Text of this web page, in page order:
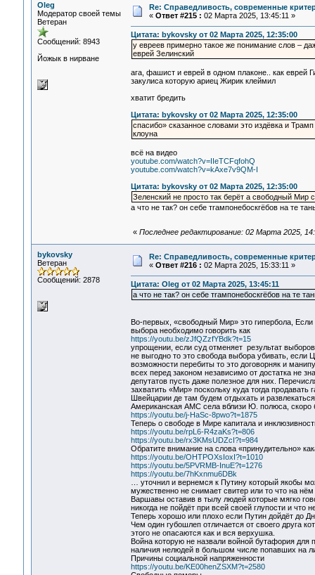
Oleg
Модератор своей темы
Ветеран
Сообщений: 8943
Йожык в нирване
Re: Справедливость, современные
« Ответ #215 : 02 Марта 2025, 13:45:11 »
Цитата: bykovsky от 02 Марта 2025, 12:35:00
у евреев примерно такое же понимание слов –
еврей Зелинский
ага, фашист и еврей в одном плаконе.. как еврей
закулиса которую ариец Жирик клеймил
хватит бредить
Цитата: bykovsky от 02 Марта 2025, 12:35:00
спасибо» сказанное словами это издёвка и
клоуна
всё на видео
youtube.com/watch?v=IIeTCFqfohQ
youtube.com/watch?v=kAxe7v9QM-I
Цитата: bykovsky от 02 Марта 2025, 12:35:00
Зеленский не просто так берёт а свободный Мир
а что не так? он себе тrампонебоскrёбов на те
« Последнее редактирование: 02 Марта 2025,
bykovsky
Ветеран
Сообщений: 2878
Re: Справедливость, современные
« Ответ #216 : 02 Марта 2025, 15:33:11 »
Цитата: Oleg от 02 Марта 2025, 13:45:11
а что не так? он себе тrампонебоскrёбов на те
Во-первых, «свободный Мир» это гипербола,
выбора необходимо говорить как
https://youtu.be/zJfQZzfYBdk?t=15
упрощении, если суд отменяет результат
не выгодно то это свобода выбора убивать, если
возможности перебиты то это договорняк и
всех перед законом независимо от достатка не
депутатов пусть даже полезное для них.
захватить «Мир» поскольку куда тогда
Швейцарии де там будем отдыхать и
Американская АМС села вблизи Ю. полюса, скоро
https://youtu.be/j-HaSc-8pwo?t=1875
Теперь о свободе в Мире капитала и
https://youtu.be/rpL6-R4zaKs?t=806
https://youtu.be/rx3KMsUDZcI?t=984
Обратите внимание на слова «принудительно»
https://youtu.be/OHTPOXsIoxI?t=1010
https://youtu.be/5PVRMB-InuE?t=1276
https://youtu.be/7hKxnmu6DBk
… уточнил и вернемся к Путину который якобы
мужественно не снимает свитер или то что на
Варшавы оставив в тылу людей которые мягко
никогда не пойдёт при всей своей глупости и что
Теперь хорошо или плохо если Путин дойдёт до
Чем один губошлеп отличается от своего друга
этого не опасаются как и вся верхушка.
Война которую не назвали войной бутафория для
наличия нелюдей в большом числе попавших на
Причины социальной напряженности
https://youtu.be/KE00henZSXM?t=2580